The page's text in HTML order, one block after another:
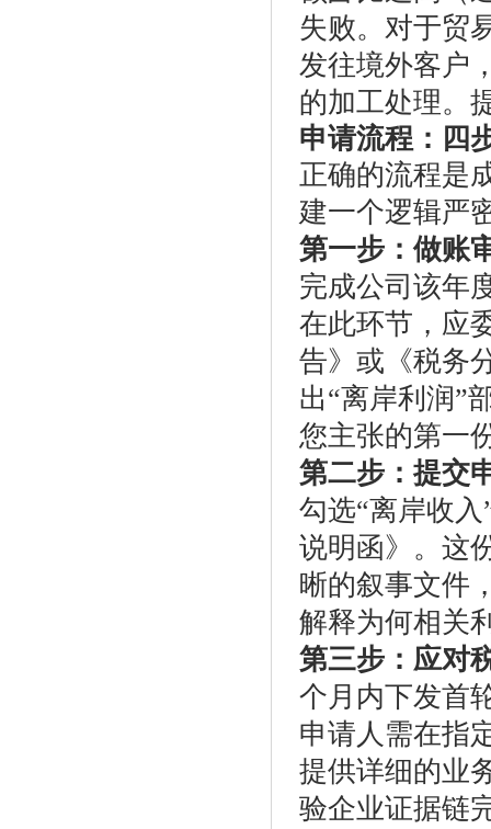
失败。对于贸
发往境外客户
的加工处理。
申请流程：四
正确的流程是
建一个逻辑严
第一步：做账
完成公司该年
在此环节，应
告》或《税务
出“离岸利润”
您主张的第一
第二步：提交
勾选“离岸收
说明函》。这
晰的叙事文件
解释为何相关
第三步：应对
个月内下发首
申请人需在指
提供详细的业
验企业证据链